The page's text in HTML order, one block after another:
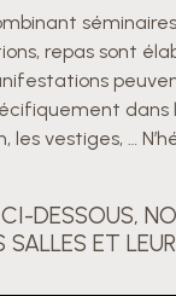
repas sont
dans
les vestiges, …
DESSOUS,
SALLES ET